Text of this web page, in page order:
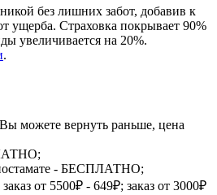
без лишних забот, добавив к
ущерба. Страховка покрывает 90%
увеличивается на 20%.
.
можете вернуть раньше, цена
- БЕСПЛАТНО;
от 5500₽ - 649₽; заказ от 3000₽